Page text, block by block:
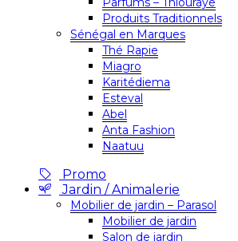
Produits Traditionnels
Sénégal en Marques
Thé Rapie
Miagro
Karitédiema
Esteval
Abel
Anta Fashion
Naatuu
Promo
Jardin / Animalerie
Mobilier de jardin – Parasol
Mobilier de jardin
Salon de jardin